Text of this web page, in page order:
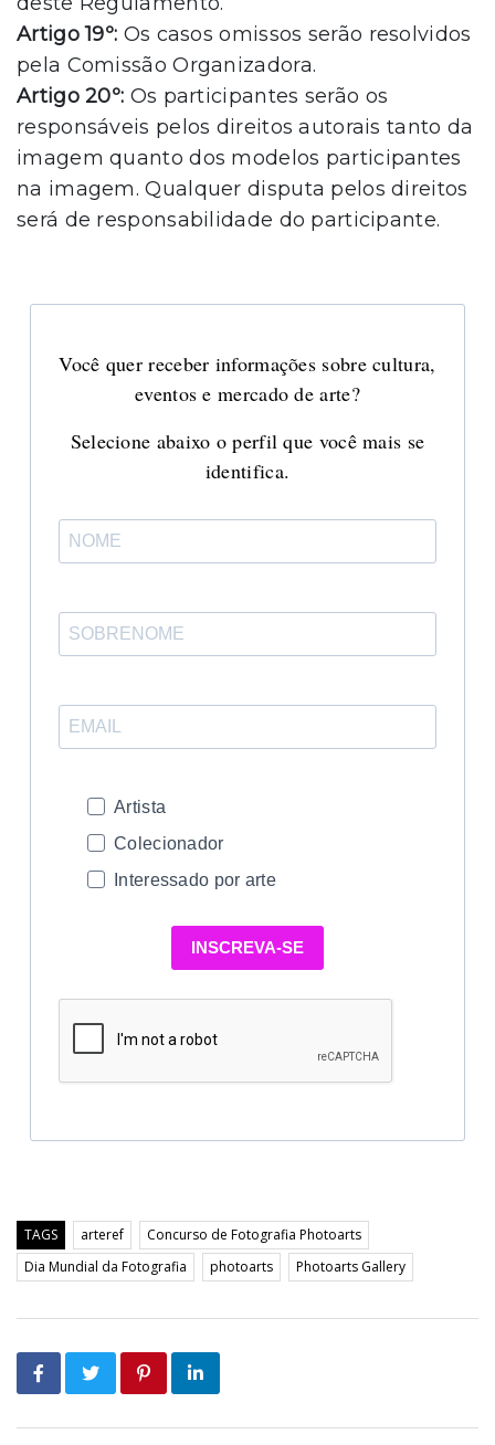
Artigo 19º: Os casos omissos serão resolvidos
pela Comissão Organizadora.
Artigo 20º: Os participantes serão os
responsáveis pelos direitos autorais tanto da
imagem quanto dos modelos participantes
na imagem. Qualquer disputa pelos direitos
será de responsabilidade do participante.
Você quer receber informações sobre cultura,
eventos e mercado de arte?
Selecione abaixo o perfil que você mais se
identifica.
Artista
Colecionador
Interessado por arte
INSCREVA-SE
TAGS arteref
Concurso de Fotografia Photoarts
Dia Mundial da Fotografia
photoarts Photoarts Gallery